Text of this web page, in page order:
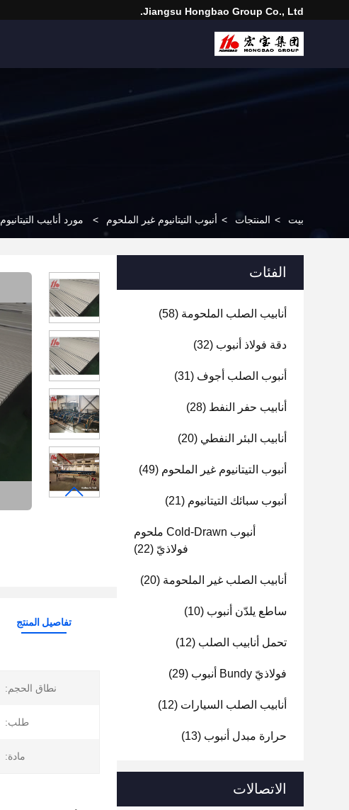
Jiangsu Hongbao Group Co., Ltd.
بيت > المنتجات > أنبوب التيتانيوم غير الملحوم > مورد أنابيب التيتانيوم Gr7 Gr9 Gr12 أنبوب سبائك التيتانيوم غير الملحوم ASTM B338 ASME SB338 ASTM B861
الفئات
أنابيب الصلب الملحومة (58)
دقة فولاذ أنبوب (32)
أنبوب الصلب أجوف (31)
أنابيب حفر النفط (28)
أنابيب البئر النفطي (20)
أنبوب التيتانيوم غير الملحوم (49)
أنبوب سبائك التيتانيوم (21)
أنبوب Cold-Drawn ملحوم
فولاذيّ (22)
أنابيب الصلب غير الملحومة (20)
ساطع يلدّن أنبوب (10)
تحمل أنابيب الصلب (12)
فولاذيّ Bundy أنبوب (29)
أنابيب الصلب السيارات (12)
حرارة مبدل أنبوب (13)
الاتصالات
تفاصيل المنتج
نطاق الحجم:
طلب:
مادة: